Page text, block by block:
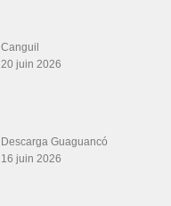
Canguil
20 juin 2026
Descarga Guaguancó
16 juin 2026